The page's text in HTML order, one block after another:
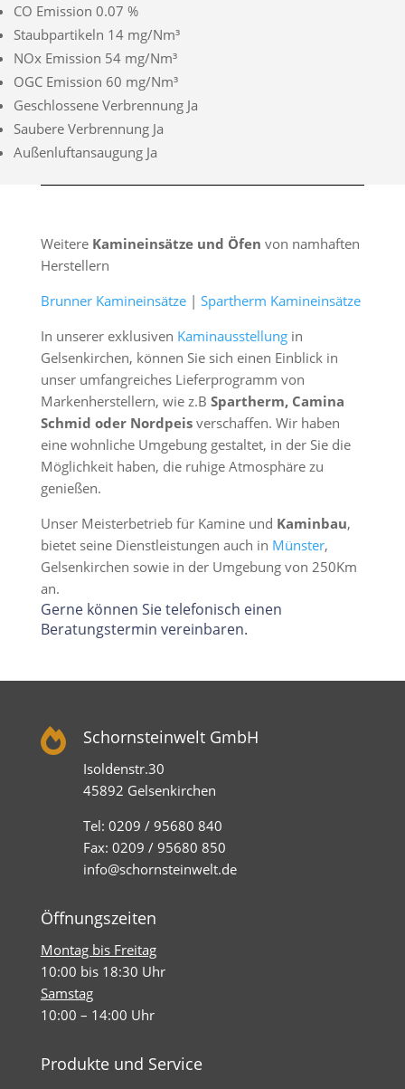
CO Emission 0.07 %
Staubpartikeln 14 mg/Nm³
NOx Emission 54 mg/Nm³
OGC Emission 60 mg/Nm³
Geschlossene Verbrennung Ja
Saubere Verbrennung Ja
Außenluftansaugung Ja
Weitere Kamineinsätze und Öfen von namhaften
Herstellern
Brunner Kamineinsätze| Spartherm Kamineinsätze
In unserer exklusiven Kaminausstellungin
Gelsenkirchen, können Sie sich einen Einblick in
unser umfangreiches Lieferprogramm von
Markenherstellern, wie z.B Spartherm, Camina
Schmid oder Nordpeisverschaffen. Wir haben
eine wohnliche Umgebung gestaltet, in der Sie die
Möglichkeit haben, die ruhige Atmosphäre zu
genießen.
Unser Meisterbetrieb für Kamine und Kaminbau,
bietet seine Dienstleistungen auch in Münster,
Gelsenkirchen sowie in der Umgebung von 250Km
an.
Gerne können Sie telefonisch einen
Beratungstermin vereinbaren.
 Schornsteinwelt GmbH
Isoldenstr.30
45892 Gelsenkirchen
Tel: 0209 / 95680 840
Fax: 0209 / 95680 850
info@schornsteinwelt.de
Öffnungszeiten
Montag bis Freitag
10:00 bis 18:30 Uhr
Samstag
10:00 – 14:00 Uhr
Produkte und Service